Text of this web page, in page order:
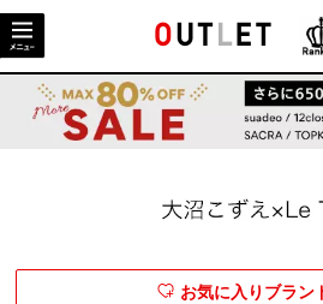
お気に入りブラン